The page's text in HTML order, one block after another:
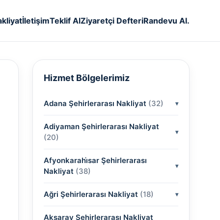
İletişimTeklif AlZiyaretçi DefteriRandevu Al.
Hizmet Bölgelerimiz
Adana Şehirlerarası Nakliyat (32)
(2)
(2)
(2)
(2)
Adiyaman Şehirlerarası Nakliyat
(20)
(2)
(2)
(2)
Afyonkarahi̇sar Şehirlerarası
Nakliyat (38)
(2)
(2)
Ağri Şehirlerarası Nakliyat (18)
(2)
Aksaray Şehirlerarası Nakliyat